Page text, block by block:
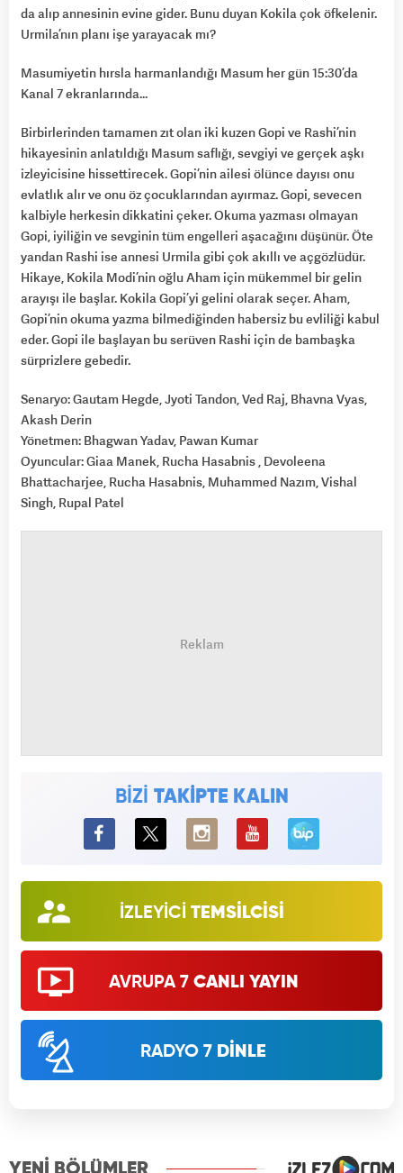
da alıp annesinin evine gider. Bunu duyan Kokila çok öfkelenir.
Urmila’nın planı işe yarayacak mı?
Masumiyetin hırsla harmanlandığı Masum her gün 15:30’da
Kanal 7 ekranlarında…
Birbirlerinden tamamen zıt olan iki kuzen Gopi ve Rashi’nin
hikayesinin anlatıldığı Masum saflığı, sevgiyi ve gerçek aşkı
izleyicisine hissettirecek. Gopi’nin ailesi ölünce dayısı onu
evlatlık alır ve onu öz çocuklarından ayırmaz. Gopi, sevecen
kalbiyle herkesin dikkatini çeker. Okuma yazması olmayan
Gopi, iyiliğin ve sevginin tüm engelleri aşacağını düşünür. Öte
yandan Rashi ise annesi Urmila gibi çok akıllı ve açgözlüdür.
Hikaye, Kokila Modi’nin oğlu Aham için mükemmel bir gelin
arayışı ile başlar. Kokila Gopi’yi gelini olarak seçer. Aham,
Gopi’nin okuma yazma bilmediğinden habersiz bu evliliği kabul
eder. Gopi ile başlayan bu serüven Rashi için de bambaşka
sürprizlere gebedir.
Senaryo: Gautam Hegde, Jyoti Tandon, Ved Raj, Bhavna Vyas,
Akash Derin
Yönetmen: Bhagwan Yadav, Pawan Kumar
Oyuncular: Giaa Manek, Rucha Hasabnis , Devoleena
Bhattacharjee, Rucha Hasabnis, Muhammed Nazım, Vishal
Singh, Rupal Patel
BİZİ TAKİPTE KALIN
BiP
İZLEYİCİ TEMSİLCİSİ
AVRUPA 7 CANLI YAYIN
RADYO 7 DİNLE